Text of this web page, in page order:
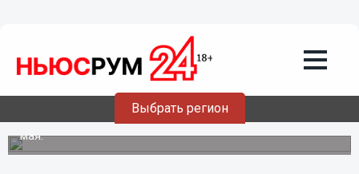
Выбрать регион
«Теплоэнерго» оптимизирует схему
теплоснабжения в центре Нижнего
Новгорода
Работы на теплотрассе по улице Минина стартуют 30
мая.